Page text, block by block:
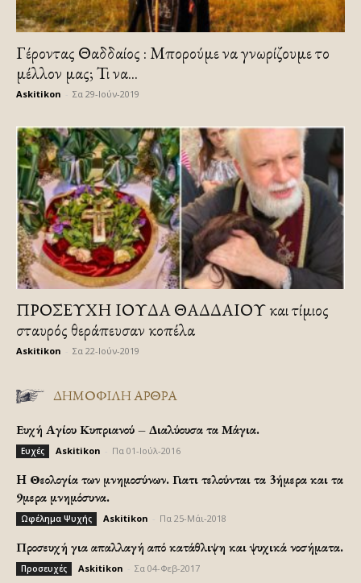
Γέροντας Θαδδαίος : Μπορούμε να γνωρίζουμε το
μέλλον μας; Τι να...
Askitikon Σα 29-Ιούν-2019
ΠΡΟΣΕΥΧΗ ΙΟΥΔΑ ΘΑΔΔΑΙΟΥ και τίμιος
σταυρός θεράπευσαν κοπέλα
Askitikon Σα 22-Ιούν-2019
ΔΗΜΟΦΙΛΗ ΑΡΘΡΑ
Ευχή Αγίου Κυπριανού – Διαλύουσα τα Μάγια.
Ευχές Askitikon Πα 01-Ιούλ-2016
H Θεολογία των μνημοσύνων. Γιατι τελούνται τα 3ήμερα και τα
9μερα μνημόσυνα.
Ωφέλημα Ψυχής Askitikon Πα 25-Μάι-2018
Προσευχή για απαλλαγή από κατάθλιψη και ψυχικά νοσήματα.
Προσευχές Askitikon Σα 04-Φεβ-2017